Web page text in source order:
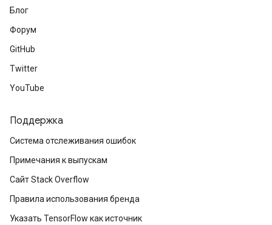
Блог
Форум
GitHub
Twitter
YouTube
Поддержка
Система отслеживания ошибок
Примечания к выпускам
Сайт Stack Overflow
Правила использования бренда
Указать TensorFlow как источник